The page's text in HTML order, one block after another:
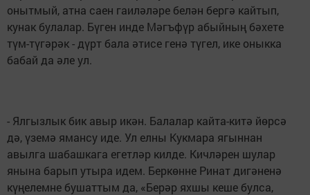
онытмый, атна саен гаиләләре белән бергә кайтып,
кунак булалар. Бүген инде Мәгъфүр абыйның бәхете
түм-түгәрәк - дүрт бала әтисе генә түгел, ике оныкка
бабай да әле ул.
- Ялгызлык бик авыр икән. Балалар кайта-китә йөрсә
дә, үземә ямансу иде. Ул елны Кукмара ягыннан
авылга шабашкага егетләр килде. Кичләрен шулар
янына барып утыра идем. Беркөнне Ринат дигәненә
күңелемне бушаттым да, «Берәр яхшы кеше булса,